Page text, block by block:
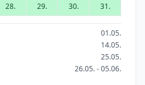
28. 29. 30. 31.
01.05.
14.05.
25.05.
26.05. - 05.06.